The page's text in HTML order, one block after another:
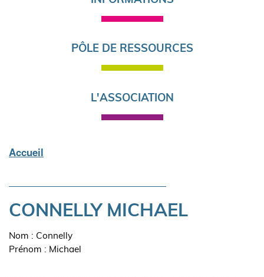
PÔLE DE RESSOURCES
L'ASSOCIATION
Accueil
CONNELLY MICHAEL
Nom : Connelly
Prénom : Michael